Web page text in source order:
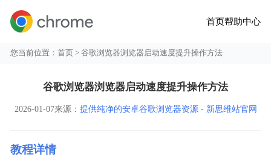
首页帮助中心
您当前位置：首页 > 谷歌浏览器浏览器启动速度提升操作方法
谷歌浏览器浏览器启动速度提升操作方法
2026-01-07来源： 提供纯净的安卓谷歌浏览器资源 - 新思维站官网
教程详情